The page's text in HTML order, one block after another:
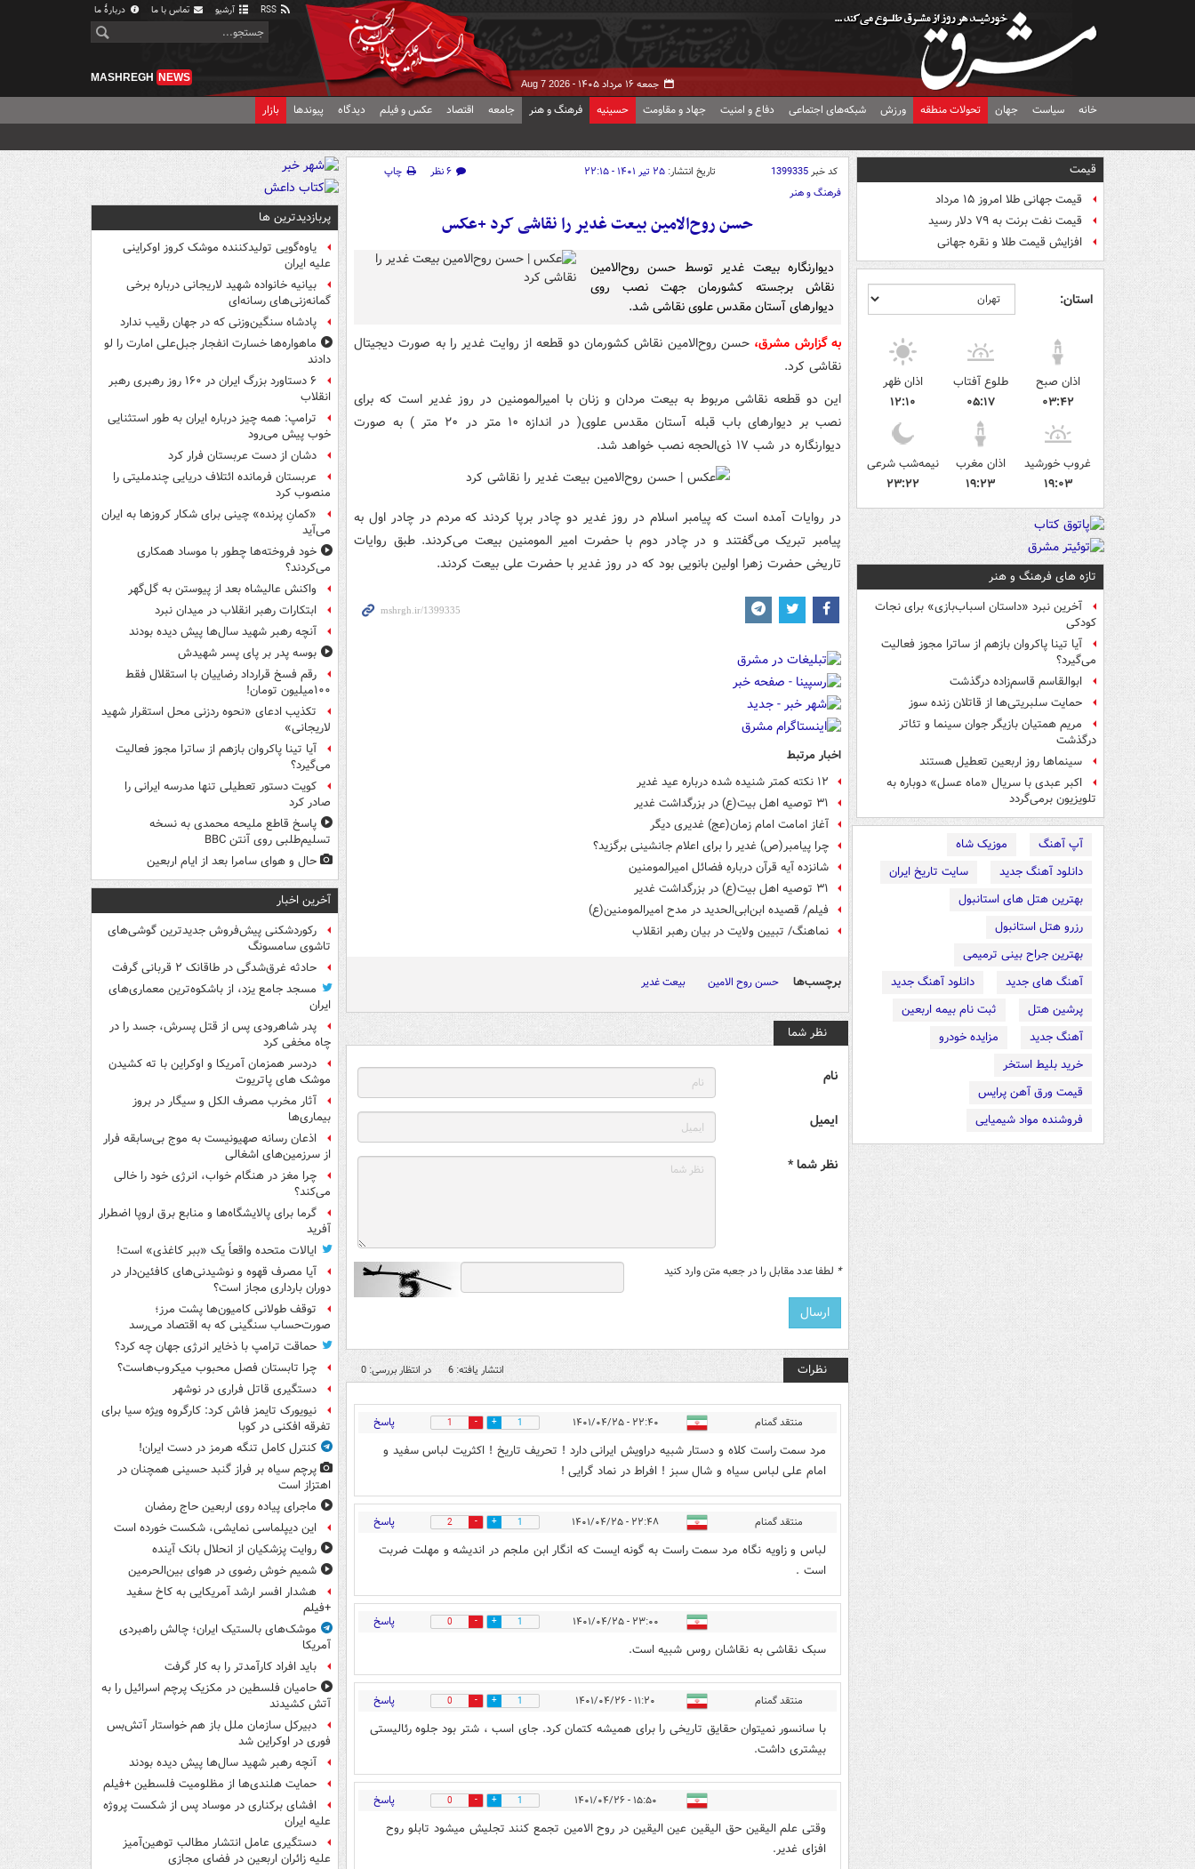
آرشیو تماس با ما دربارهٔ ما
جمعه ۱۶ مرداد ۱۴۰۵ - Aug 7 2026
MASHREGH NEWS
خانه سیاست جهان تحولات منطقه ورزش شبکه‌های اجتماعی دفاع و امنیت جهاد و مقاومت حسینیه فرهنگ و هنر جامعه اقتصاد عکس و فیلم دیدگاه پیوندها بازار
قیمت
قیمت جهانی طلا امروز ۱۵ مرداد
قیمت نفت برنت به ۷۹ دلار رسید
افزایش قیمت طلا و نقره جهانی
استان:
اذان صبح
۰۳:۴۲
طلوع آفتاب
۰۵:۱۷
اذان ظهر
۱۲:۱۰
غروب خورشید
۱۹:۰۳
اذان مغرب
۱۹:۲۳
نیمه‌شب شرعی
۲۳:۲۲
تازه های فرهنگ و هنر
آخرین نبرد «داستان اسباب‌بازی» برای نجات
کودکی
آیا تینا پاکروان بازهم از ساترا مجوز فعالیت
می‌گیرد؟
ابوالقاسم قاسم‌زاده درگذشت
حمایت سلبریتی‌ها از قاتلان زنده سوز
مریم همتیان بازیگر جوان سینما و تئاتر
درگذشت
سینماها روز اربعین تعطیل هستند
اکبر عبدی با سریال «ماه عسل» دوباره به
تلویزیون برمی‌گردد
آپ آهنگ
موزیک شاه
دانلود آهنگ جدید
سایت تاریخ ایران
بهترین هتل های استانبول
رزرو هتل استانبول
بهترین جراح بینی ترمیمی
آهنگ های جدید
دانلود آهنگ جدید
پرشین هتل
ثبت نام بیمه اربعین
آهنگ جدید
مزایده خودرو
خرید بلیط استخر
قیمت ورق آهن پرایس
فروشنده مواد شیمیایی
کد خبر1399335 تاریخ انتشار: ۲۵ تیر ۱۴۰۱ - ۲۲:۱۵ ۶ نظر
چاپ
فرهنگ و هنر
حسن روح‌الامین بیعت غدیر را نقاشی کرد +عکس
دیوارنگاره بیعت غدیر توسط حسن روح‌الامین
نقاش برجسته کشورمان جهت نصب روی
دیوارهای آستان مقدس علوی نقاشی شد.
به گزارش مشرق، حسن روح‌الامین نقاش کشورمان دو قطعه از روایت غدیر را به صورت دیجیتال
نقاشی کرد.
این دو قطعه نقاشی مربوط به بیعت مردان و زنان با امیرالمومنین در روز غدیر است که برای
نصب بر دیوارهای باب قبله آستان مقدس علوی( در اندازه ۱۰ متر در ۲۰ متر ) به صورت
دیوارنگاره در شب ۱۷ ذی‌الحجه نصب خواهد شد.
در روایات آمده است که پیامبر اسلام در روز غدیر دو چادر برپا کردند که مردم در چادر اول به
پیامبر تبریک می‌گفتند و در چادر دوم با حضرت امیر المومنین بیعت می‌کردند. طبق روایات
تاریخی حضرت زهرا اولین بانویی بود که در روز غدیر با حضرت علی بیعت کردند.
اخبار مرتبط
۱۲ نکته کمتر شنیده شده درباره عید غدیر
۳۱ توصیه اهل بیت(ع) در بزرگداشت غدیر
آغاز امامت امام زمان(عج) غدیری دیگر
چرا پیامبر(ص) غدیر را برای اعلام جانشینی برگزید؟
شانزده آیه قرآن درباره فضائل امیرالمومنین
۳۱ توصیه اهل بیت(ع) در بزرگداشت غدیر
فیلم/ قصیده ابن‌ابی‌الحدید در مدح امیرالمومنین(ع)
نماهنگ/ تبیین ولایت در بیان رهبر انقلاب
برچسب‌ها حسن روح الامین بیعت غدیر
نظر شما
نام
ایمیل
نظر شما *
* لطفا عدد مقابل را در جعبه متن وارد کنید
نظرات انتشار یافته: 6 در انتظار بررسی: 0
منتقد گمنام ۲۲:۴۰ - ۱۴۰۱/۰۴/۲۵ 1
1 پاسخ
مرد سمت راست کلاه و دستار شبیه دراویش ایرانی دارد ! تحریف تاریخ ! اکثریت لباس سفید و
امام علی لباس سیاه و شال سبز ! افراط در نماد گرایی !
منتقد گمنام ۲۲:۴۸ - ۱۴۰۱/۰۴/۲۵ 1
2 پاسخ
لباس و زاویه نگاه مرد سمت راست به گونه ایست که انگار ابن ملجم در اندیشه و مهلت ضربت
است .
۲۳:۰۰ - ۱۴۰۱/۰۴/۲۵ 1
0 پاسخ
سبک نقاشی به نقاشان روس شبیه است.
منتقد گمنام ۱۱:۲۰ - ۱۴۰۱/۰۴/۲۶ 1
0 پاسخ
با سانسور نمیتوان حقایق تاریخی را برای همیشه کتمان کرد. جای اسب ، شتر بود جلوه رئالیستی
بیشتری داشت.
۱۵:۵۰ - ۱۴۰۱/۰۴/۲۶ 1
0 پاسخ
وقتی علم الیقین حق الیقین عین الیقین در روح الامین تجمع کنند تجلیش میشود تابلو روح
افزای غدیر.
پربازدیدترین ها
یاوه‌گویی تولیدکننده موشک کروز اوکراینی
علیه ایران
بیانیه خانواده شهید لاریجانی درباره برخی
گمانه‌زنی‌های رسانه‌ای
پادشاه سنگین‌وزنی که در جهان رقیب ندارد
ماهواره‌ها خسارت انفجار جبل‌علی امارت را لو
دادند
۶ دستاورد بزرگ ایران در ۱۶۰ روز رهبری رهبر
انقلاب
ترامپ: همه چیز درباره ایران به طور استثنایی
خوب پیش می‌رود
دشان از دست عربستان فرار کرد
عربستان فرمانده ائتلاف دریایی چندملیتی را
منصوب کرد
«کمانِ پرنده» چینی برای شکار کروزها به ایران
می‌آید
خود فروخته‌ها چطور با موساد همکاری
می‌کردند؟
واکنش عالیشاه بعد از پیوستن به گل‌گهر
ابتکارات رهبر انقلاب در میدان نبرد
آنچه رهبر شهید سال‌ها پیش دیده بودند
بوسه‌ پدر بر پای پسر شهیدش
رقم فسخ قرارداد رضاییان با استقلال فقط
۱۰۰میلیون تومان!
تکذیب ادعای «نحوه ردزنی محل استقرار شهید
لاریجانی»
آیا تینا پاکروان بازهم از ساترا مجوز فعالیت
می‌گیرد؟
کویت دستور تعطیلی تنها مدرسه ایرانی را
صادر کرد
پاسخ قاطع ملیحه محمدی به نسخه
تسلیم‌طلبی روی آنتن BBC
حال و هوای سامرا بعد از ایام اربعین
آخرین اخبار
رکوردشکنی پیش‌فروش جدیدترین گوشی‌های
تاشوی سامسونگ
حادثه غرق‌شدگی در طاقانک ۲ قربانی گرفت
مسجد جامع یزد، از باشکوه‌ترین معماری‌های
ایران
پدر شاهرودی پس از قتل پسرش، جسد را در
چاه مخفی کرد
دردسر همزمان آمریکا و اوکراین با ته کشیدن
موشک های پاتریوت
آثار مخرب مصرف الکل و سیگار در بروز
بیماری‌ها
اذعان رسانه صهیونیست به موج بی‌سابقه فرار
از سرزمین‌های اشغالی
چرا مغز در هنگام خواب، انرژی خود را خالی
می‌کند؟
گرما برای پالایشگاه‌ها و منابع برق اروپا اضطرار
آفرید
ایالات متحده واقعاً یک «ببر کاغذی» است!
آیا مصرف قهوه و نوشیدنی‌های کافئین‌دار در
دوران بارداری مجاز است؟
توقف طولانی کامیون‌ها پشت مرز؛
صورت‌حساب سنگینی که به اقتصاد می‌رسد
حماقت ترامپ با ذخایر انرژی جهان چه کرد؟
چرا تابستان فصل محبوب میکروب‌هاست؟
دستگیری قاتل فراری در نوشهر
نیویورک تایمز فاش کرد: کارگروه ویژه سیا برای
تفرقه افکنی در کوبا
کنترل کامل تنگه هرمز در دست ایران!
پرچم سیاه بر فراز گنبد حسینی همچنان در
اهتزاز است
ماجرای پیاده روی اربعین حاج رمضان
این دیپلماسی نمایشی، شکست خورده است
روایت پزشکیان از انحلال بانک آینده
شمیم خوش رضوی در هوای بین‌الحرمین
هشدار افسر ارشد آمریکایی به کاخ سفید
+فیلم
موشک‌های بالستیک ایران؛ چالش راهبردی
آمریکا
باید افراد کارآمدتر را به کار گرفت
حامیان فلسطین در مکزیک پرچم اسرائیل را به
آتش کشیدند
دبیرکل سازمان ملل باز هم خواستار آتش‌بس
فوری در اوکراین شد
آنچه رهبر شهید سال‌ها پیش دیده بودند
حمایت هلندی‌ها از مظلومیت فلسطین +فیلم
افشای برکناری در موساد پس از شکست پروژه
علیه ایران
دستگیری عامل انتشار مطالب توهین‌آمیز
علیه زائران اربعین در فضای مجازی